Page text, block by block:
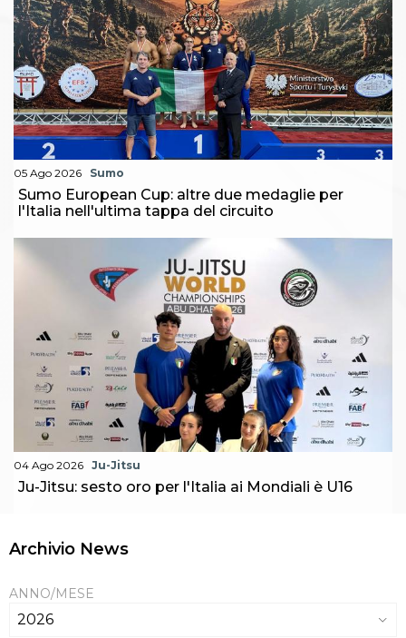
05 Ago 2026 Sumo
Sumo European Cup: altre due medaglie per
l'Italia nell'ultima tappa del circuito
04 Ago 2026 Ju-Jitsu
Ju-Jitsu: sesto oro per l'Italia ai Mondiali è U16
Archivio News
ANNO/MESE
2026